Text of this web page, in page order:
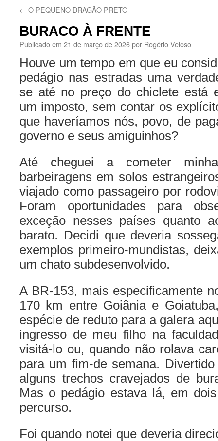
← O PEQUENO DRAGÃO PRETO
BURACO À FRENTE
Publicado em 21 de março de 2026por Rogério Veloso
Houve um tempo em que eu
pedágio nas estradas uma
se até no preço do chiclete está
um imposto, sem contar os
que haveríamos nós, povo, de
governo e seus amiguinhos?
Até cheguei a cometer
barbeiragens em solos
viajado como passageiro por
Foram oportunidades para
exceção nesses países quanto
barato. Decidi que deveria
exemplos primeiro-mundistas,
um chato subdesenvolvido.
A BR-153, mais especificamente
170 km entre Goiânia e
espécie de reduto para a galera
ingresso de meu filho na
visitá-lo ou, quando não rolava
para um fim-de semana.
alguns trechos cravejados de
Mas o pedágio estava lá, em
percurso.
Foi quando notei que deveria